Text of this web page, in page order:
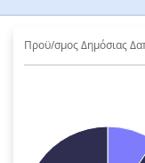
Προϋ/σμος Δημόσιας